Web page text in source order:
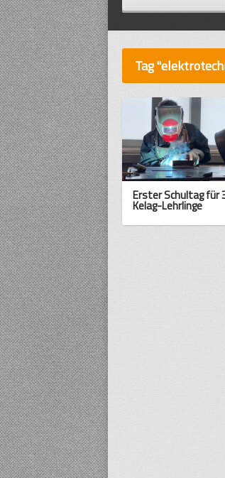
Tag
Erster Schultag für
Kelag-Lehrlinge